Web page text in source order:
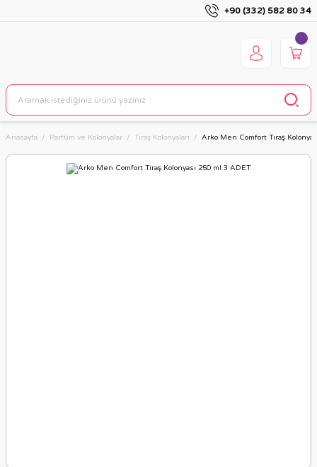
+90 (332) 582 80 34
Anasayfa Parfüm ve Kolonyalar Tıraş Kolonyaları Arko Men Comfort Tıraş